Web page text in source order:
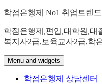
Skip
content
학점은행제 No1 취업트렌드
학점은행제,편입,대학원,대
복지사2급,보육교사2급,학
Menu and widgets
학점은행제 상담센터